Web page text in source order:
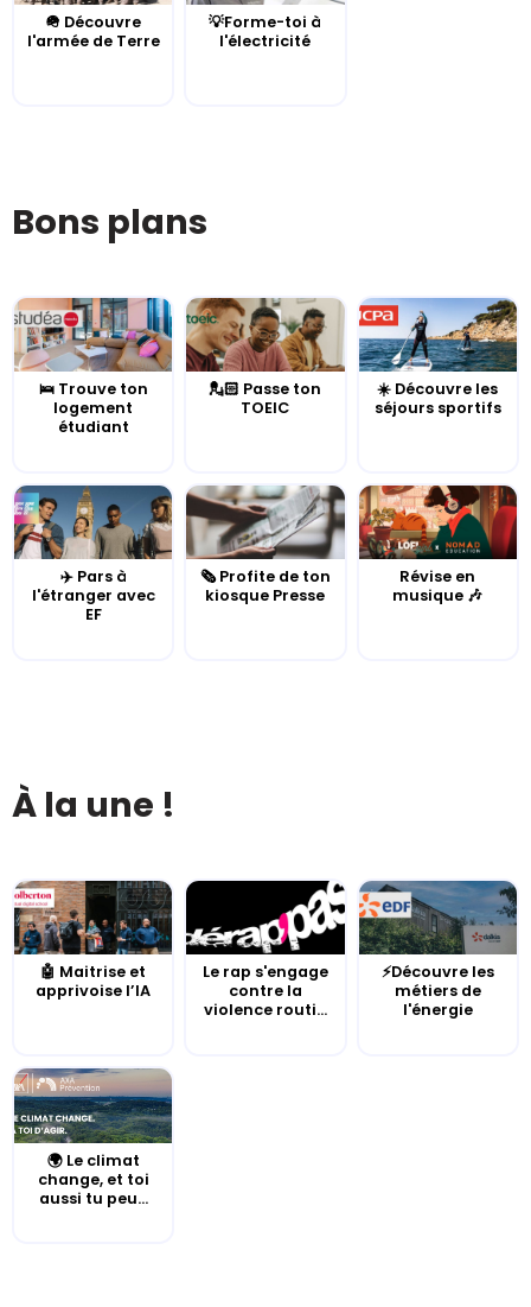
🪖 Découvre
l'armée de Terre
💡Forme-toi à
l'électricité
Bons plans
🛌 Trouve ton
logement
étudiant
💂🏻 Passe ton
TOEIC
☀️ Découvre les
séjours sportifs
✈️ Pars à
l'étranger avec
EF
🗞️ Profite de ton
kiosque Presse
Révise en
musique 🎶
À la une !
🤖 Maitrise et
apprivoise l’IA
Le rap s'engage
contre la
violence routi...
⚡Découvre les
métiers de
l'énergie
🌍 Le climat
change, et toi
aussi tu peu...